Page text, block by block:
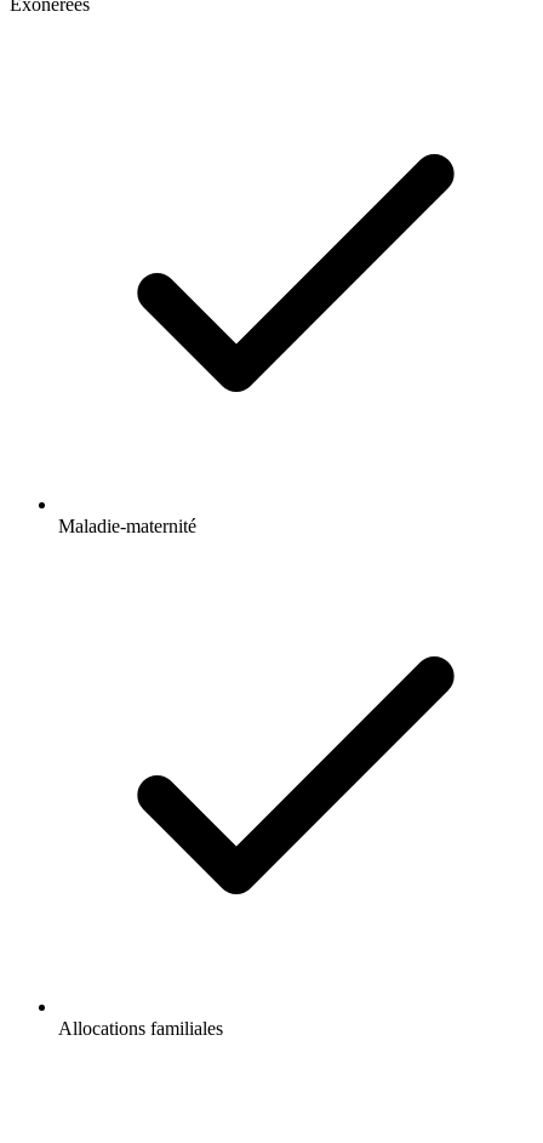
Maladie-maternité
Allocations familiales